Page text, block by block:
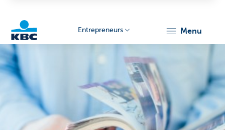
KBC
Entrepreneurs menu